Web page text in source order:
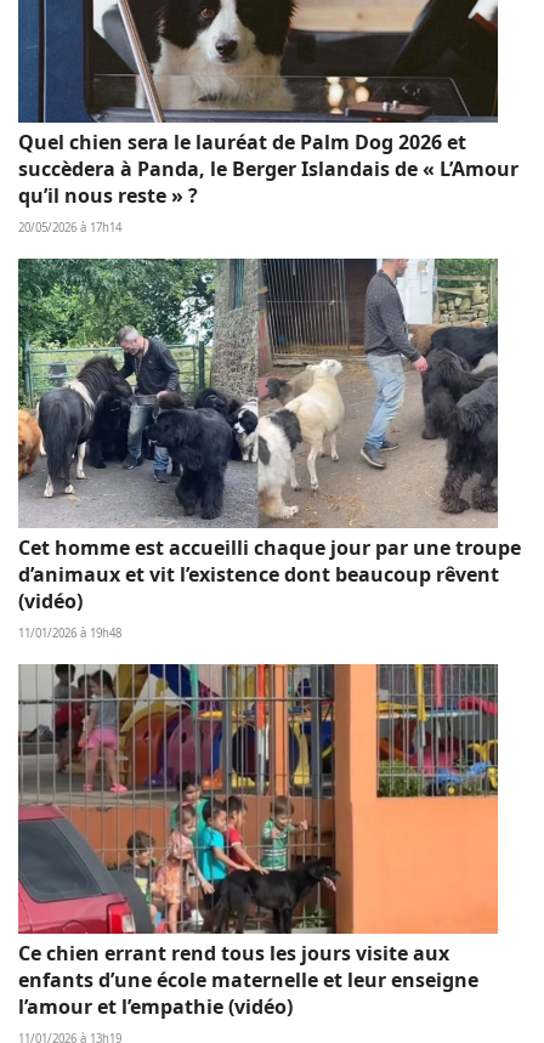
Quel chien sera le lauréat de Palm Dog 2026 et
succèdera à Panda, le Berger Islandais de « L’Amour
qu’il nous reste » ?
20/05/2026 à 17h14
Cet homme est accueilli chaque jour par une troupe
d’animaux et vit l’existence dont beaucoup rêvent
(vidéo)
11/01/2026 à 19h48
Ce chien errant rend tous les jours visite aux
enfants d’une école maternelle et leur enseigne
l’amour et l’empathie (vidéo)
11/01/2026 à 13h19